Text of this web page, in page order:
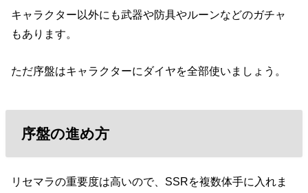
キャラクター以外にも武器や防具やルーンなどのガチャ
もあります。
ただ序盤はキャラクターにダイヤを全部使いましょう。
序盤の進め方
リセマラの重要度は高いので、SSRを複数体手に入れま